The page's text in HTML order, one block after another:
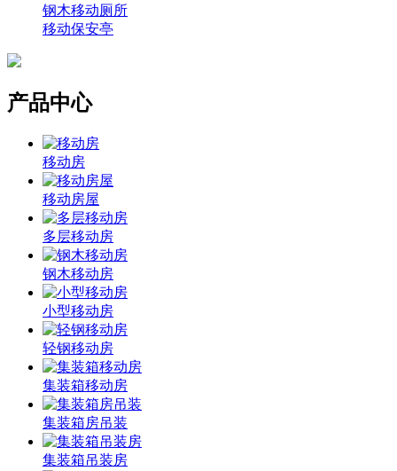
钢木移动厕所
移动保安亭
产品中心
移动房
移动房屋
多层移动房
钢木移动房
小型移动房
轻钢移动房
集装箱移动房
集装箱房吊装
集装箱吊装房